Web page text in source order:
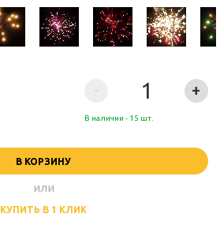
+
В наличии - 15 шт.
В КОРЗИНУ
или
КУПИТЬ В 1 КЛИК